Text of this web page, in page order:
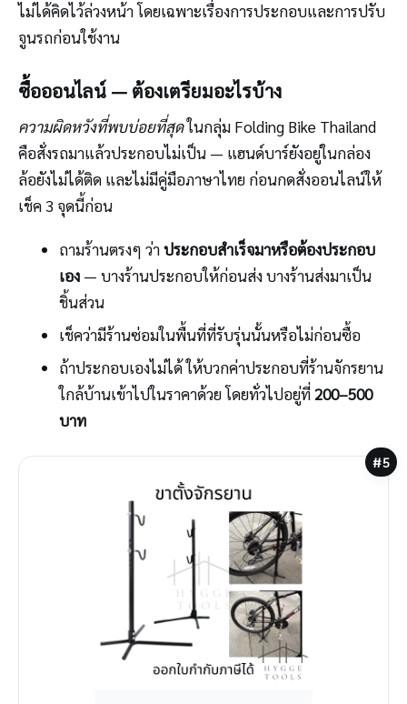
ไม่ได้คิดไว้ล่วงหน้า โดยเฉพาะเรื่องการประกอบและการปรับ
จูนรถก่อนใช้งาน
ซื้อออนไลน์ — ต้องเตรียมอะไรบ้าง
ความผิดหวังที่พบบ่อยที่สุดในกลุ่ม Folding Bike Thailand
คือสั่งรถมาแล้วประกอบไม่เป็น — แฮนด์บาร์ยังอยู่ในกล่อง
ล้อยังไม่ได้ติด และไม่มีคู่มือภาษาไทย ก่อนกดสั่งออนไลน์ให้
เช็ค 3 จุดนี้ก่อน
ถามร้านตรงๆ ว่าประกอบสำเร็จมาหรือต้องประกอบ
เอง— บางร้านประกอบให้ก่อนส่ง บางร้านส่งมาเป็น
ชิ้นส่วน
เช็คว่ามีร้านซ่อมในพื้นที่ที่รับรุ่นนั้นหรือไม่ก่อนซื้อ
ถ้าประกอบเองไม่ได้ ให้บวกค่าประกอบที่ร้านจักรยาน
ใกล้บ้านเข้าไปในราคาด้วย โดยทั่วไปอยู่ที่200–500
บาท
#5